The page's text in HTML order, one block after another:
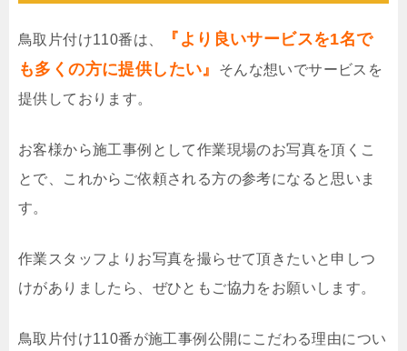
鳥取片付け110番は、
『より良いサービスを1名で
も多くの方に提供したい』
そんな想いでサービスを
提供しております。
お客様から施工事例として作業現場のお写真を頂くこ
とで、これからご依頼される方の参考になると思いま
す。
作業スタッフよりお写真を撮らせて頂きたいと申しつ
けがありましたら、ぜひともご協力をお願いします。
鳥取片付け110番が施工事例公開にこだわる理由につい